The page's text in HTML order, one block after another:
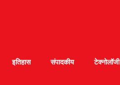
इतिहास संपादकीय टेक्नोलॉजी